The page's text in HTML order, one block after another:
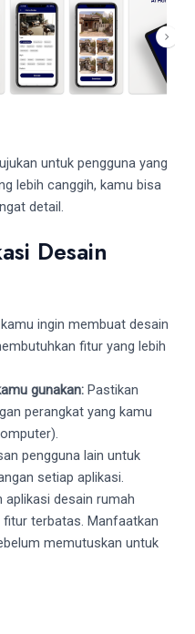
untuk pengguna yang
lebih canggih, kamu bisa
detail.
Desain
ingin membuat desain
fitur yang lebih
gunakan: Pastikan
perangkat yang kamu
pengguna lain untuk
setiap aplikasi.
aplikasi desain rumah
terbatas. Manfaatkan
memutuskan untuk